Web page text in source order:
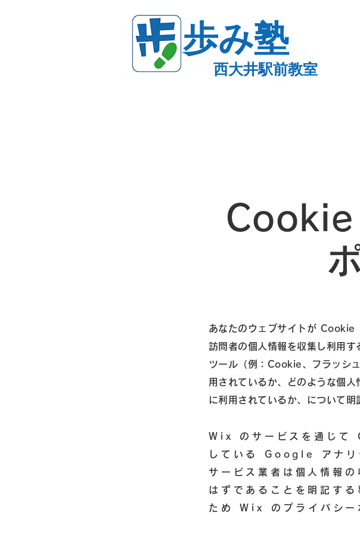
歩み塾
西大井駅前教室
Cookie
あなたのウェブサイトが Cookie
訪問者の個人情報を収集し利用
ツール（例：Cookie、フラッシ
用されているか、どのような個
に利用されているか、について明
Wix のサービスを通じて
している Google アナリ
サービス業者は個人情報
はずであることを明記す
ため Wix のプライバシー